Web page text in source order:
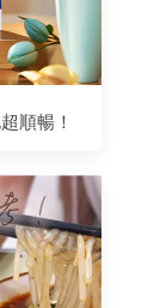
順暢！